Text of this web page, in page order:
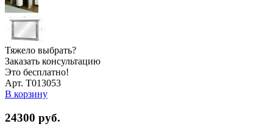
Тяжело выбрать?
Заказать консультацию
Это бесплатно!
Арт. Т013053
В корзину
24300 руб.